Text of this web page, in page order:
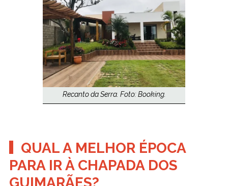
Recanto da Serra. Foto: Booking.
QUAL A MELHOR ÉPOCA
PARA IR À CHAPADA DOS